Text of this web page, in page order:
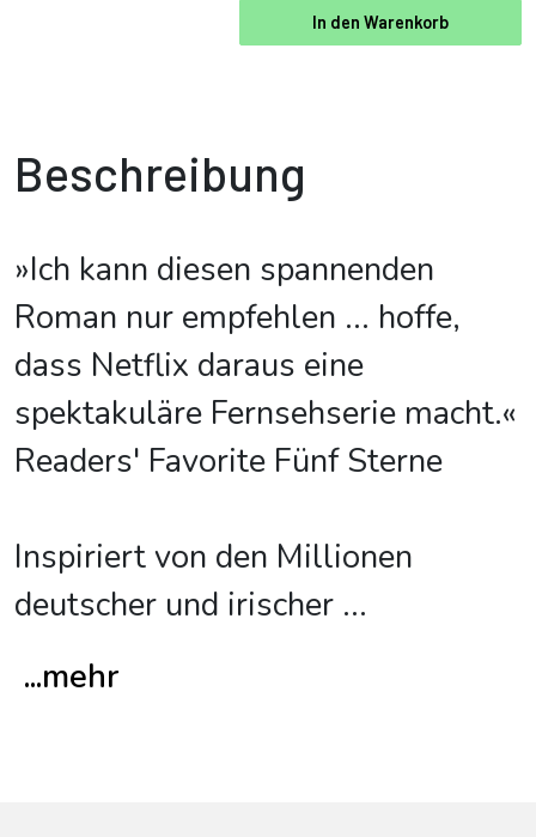
In den Warenkorb
Beschreibung
»Ich kann diesen spannenden
Roman nur empfehlen ... hoffe,
dass Netflix daraus eine
spektakuläre Fernsehserie macht.«
Readers' Favorite Fünf Sterne
Inspiriert von den Millionen
deutscher und irischer ...
...mehr